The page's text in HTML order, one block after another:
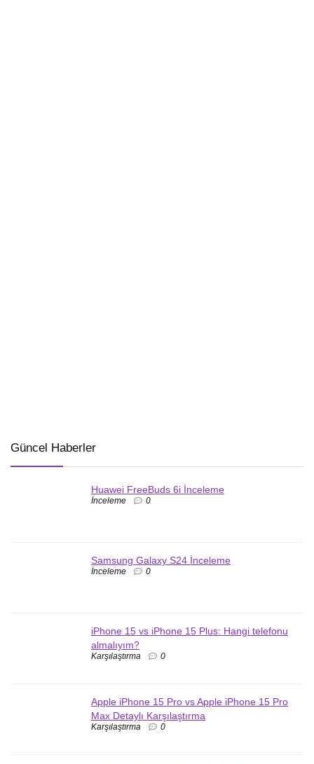
Güncel Haberler
Huawei FreeBuds 6i İnceleme
İnceleme 0
Samsung Galaxy S24 İnceleme
İnceleme 0
iPhone 15 vs iPhone 15 Plus: Hangi telefonu
almalıyım?
Karşılaştırma 0
Apple iPhone 15 Pro vs Apple iPhone 15 Pro
Max Detaylı Karşılaştırma
Karşılaştırma 0